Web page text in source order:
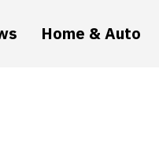
Home & Auto